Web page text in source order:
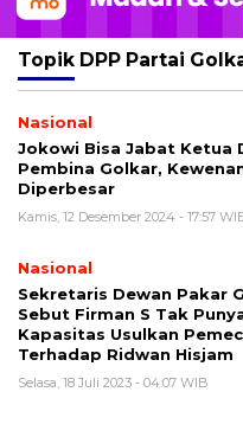
Topik DPP Partai
Nasional
Jokowi Bisa Jabat Ketua
Pembina Golkar,
Diperbesar
Kamis, 12 Desember 2024 - 17:57
Nasional
Sekretaris Dewan Pakar
Sebut Firman S Tak
Kapasitas Usulkan
Terhadap Ridwan Hisjam
Selasa, 18 Juli 2023 - 04:07 WIB